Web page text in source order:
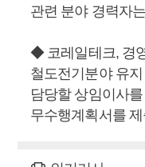
관련 분야 경력자
◆ 코레일테크, 경
철도전기분야 유
담당할 상임이사
무수행계획서를